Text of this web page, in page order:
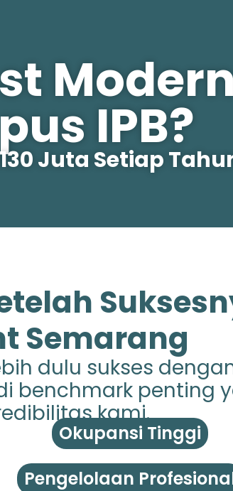
IPB?
Juta Setiap
Semarang
dulu sukses
benchmark penting
kami.
Okupansi Tinggi
Pengelolaan